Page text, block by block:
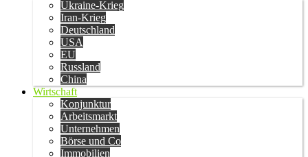
Ukraine-Krieg
Iran-Krieg
Deutschland
USA
EU
Russland
China
Wirtschaft
Konjunktur
Arbeitsmarkt
Unternehmen
Börse und Co
Immobilien